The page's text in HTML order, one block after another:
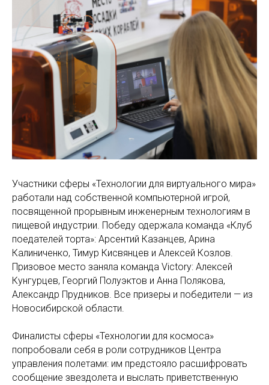
Участники сферы «Технологии для виртуального мира»
работали над собственной компьютерной игрой,
посвященной прорывным инженерным технологиям в
пищевой индустрии. Победу одержала команда «Клуб
поедателей торта»: Арсентий Казанцев, Арина
Калиниченко, Тимур Кисвянцев и Алексей Козлов.
Призовое место заняла команда Victory: Алексей
Кунгурцев, Георгий Полуэктов и Анна Полякова,
Александр Прудников. Все призеры и победители — из
Новосибирской области.
Финалисты сферы «Технологии для космоса»
попробовали себя в роли сотрудников Центра
управления полетами: им предстояло расшифровать
сообщение звездолета и выслать приветственную